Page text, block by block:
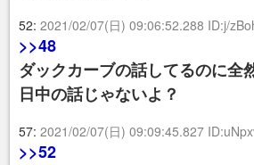
52: 2021/02/07(日) 09:06:52.288 ID:j/
>>48
ダックカーブの話してるのに全
日中の話じゃないよ？
57: 2021/02/07(日) 09:09:45.827
>>52